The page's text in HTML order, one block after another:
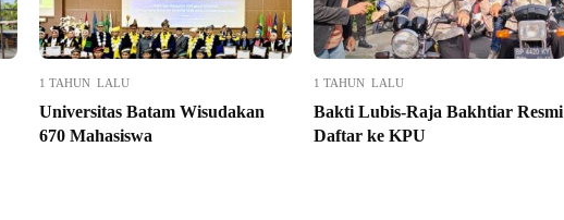
1 TAHUN LALU
Universitas Batam Wisudakan
670 Mahasiswa
1 TAHUN LALU
Bakti Lubis-Raja Bakhtiar Resmi
Daftar ke KPU